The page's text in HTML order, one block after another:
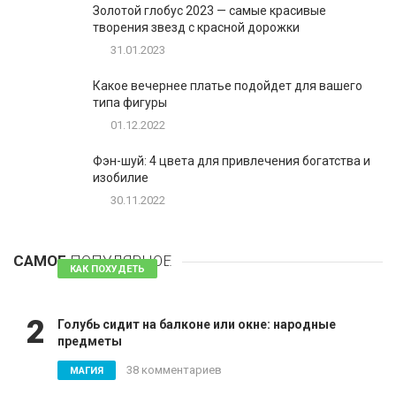
Золотой глобус 2023 — самые красивые
творения звезд с красной дорожки
31.01.2023
Какое вечернее платье подойдет для вашего
типа фигуры
01.12.2022
Фэн-шуй: 4 цвета для привлечения богатства и
изобилие
30.11.2022
САМОЕПОПУЛЯРНОЕ
КАК ПОХУДЕТЬ 81 комментарий
2
Голубь сидит на балконе или окне: народные
предметы
МАГИЯ 38 комментариев